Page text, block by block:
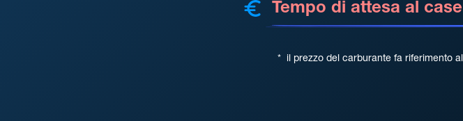
Tempo di attesa al
* il prezzo del carburante fa riferimento